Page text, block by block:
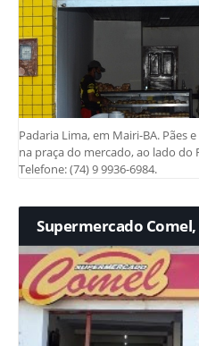
Padaria Lima, em Mairi-BA. Pães
na praça do mercado, ao lado do
Telefone: (74) 9 9936-6984.
Supermercado